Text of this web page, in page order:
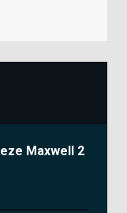
Maxwell 2